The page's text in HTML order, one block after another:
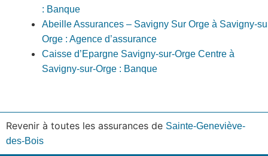
: Banque
Abeille Assurances – Savigny Sur Orge à Savigny-
Orge : Agence d’assurance
Caisse d’Epargne Savigny-sur-Orge Centre à
Savigny-sur-Orge : Banque
Revenir à toutes les assurances de Sainte-Geneviève-
des-Bois